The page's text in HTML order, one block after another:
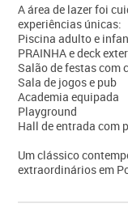
A área de lazer foi
experiências únicas:
Piscina adulto e
PRAINHA e deck
Salão de festas com
Sala de jogos e pub
Academia equipada
Playground
Hall de entrada com
Um clássico
extraordinários em